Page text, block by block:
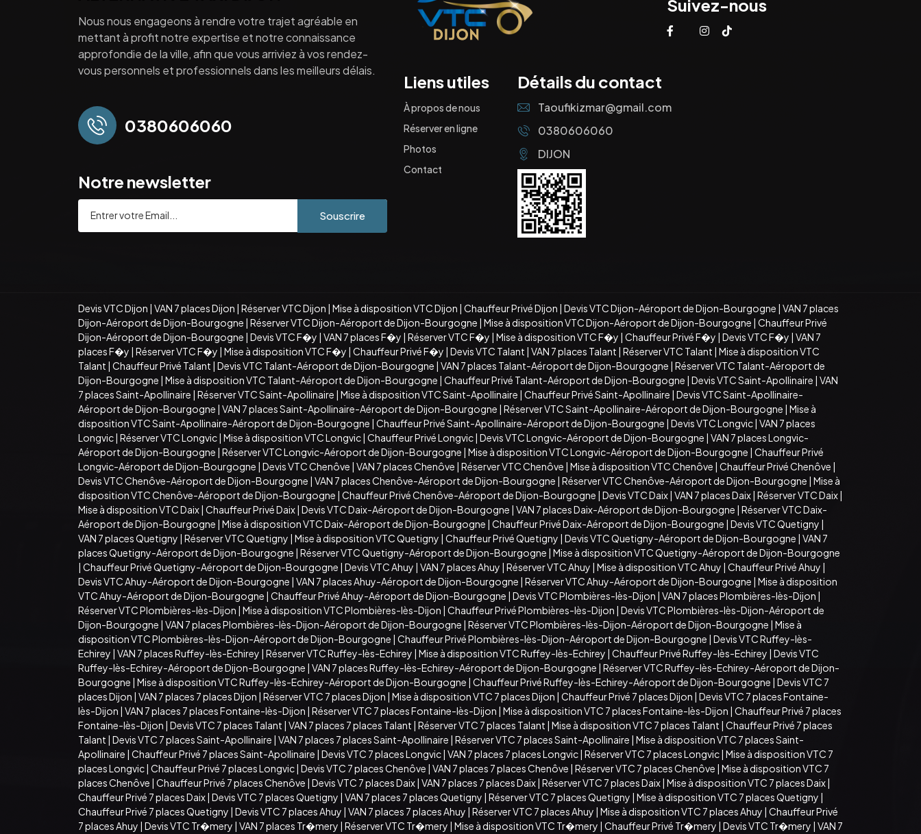
Nous nous engageons à rendre votre trajet agréable en
mettant à profit notre expertise et notre connaissance
approfondie de la ville, afin que vous arriviez à vos rendez-
vous personnels et professionnels dans les meilleurs délais.
0380606060
Notre newsletter
Souscrire
Suivez-nous
Liens utiles
À propos de nous
Réserver en ligne
Photos
Contact
Détails du contact
Taoufikizmar@gmail.com
0380606060
DIJON
Devis VTC Dijon | VAN 7 places Dijon | Réserver VTC Dijon | Mise à disposition VTC Dijon | Chauffeur Privé Dijon | Devis VTC Dijon-Aéroport de Dijon-Bourgogne | VAN 7 places
Dijon-Aéroport de Dijon-Bourgogne | Réserver VTC Dijon-Aéroport de Dijon-Bourgogne | Mise à disposition VTC Dijon-Aéroport de Dijon-Bourgogne | Chauffeur Privé
Dijon-Aéroport de Dijon-Bourgogne | Devis VTC F�y | VAN 7 places F�y | Réserver VTC F�y | Mise à disposition VTC F�y | Chauffeur Privé F�y | Devis VTC F�y | VAN 7
places F�y | Réserver VTC F�y | Mise à disposition VTC F�y | Chauffeur Privé F�y | Devis VTC Talant | VAN 7 places Talant | Réserver VTC Talant | Mise à disposition VTC
Talant | Chauffeur Privé Talant | Devis VTC Talant-Aéroport de Dijon-Bourgogne | VAN 7 places Talant-Aéroport de Dijon-Bourgogne | Réserver VTC Talant-Aéroport de
Dijon-Bourgogne | Mise à disposition VTC Talant-Aéroport de Dijon-Bourgogne | Chauffeur Privé Talant-Aéroport de Dijon-Bourgogne | Devis VTC Saint-Apollinaire | VAN
7 places Saint-Apollinaire | Réserver VTC Saint-Apollinaire | Mise à disposition VTC Saint-Apollinaire | Chauffeur Privé Saint-Apollinaire | Devis VTC Saint-Apollinaire-
Aéroport de Dijon-Bourgogne | VAN 7 places Saint-Apollinaire-Aéroport de Dijon-Bourgogne | Réserver VTC Saint-Apollinaire-Aéroport de Dijon-Bourgogne | Mise à
disposition VTC Saint-Apollinaire-Aéroport de Dijon-Bourgogne | Chauffeur Privé Saint-Apollinaire-Aéroport de Dijon-Bourgogne | Devis VTC Longvic| VAN 7 places
Longvic| Réserver VTC Longvic| Mise à disposition VTC Longvic| Chauffeur Privé Longvic| Devis VTC Longvic-Aéroport de Dijon-Bourgogne | VAN 7 places Longvic-
Aéroport de Dijon-Bourgogne | Réserver VTC Longvic-Aéroport de Dijon-Bourgogne | Mise à disposition VTC Longvic-Aéroport de Dijon-Bourgogne | Chauffeur Privé
Longvic-Aéroport de Dijon-Bourgogne | Devis VTC Chenôve | VAN 7 places Chenôve | Réserver VTC Chenôve | Mise à disposition VTC Chenôve | Chauffeur Privé Chenôve |
Devis VTC Chenôve-Aéroport de Dijon-Bourgogne | VAN 7 places Chenôve-Aéroport de Dijon-Bourgogne | Réserver VTC Chenôve-Aéroport de Dijon-Bourgogne | Mise à
disposition VTC Chenôve-Aéroport de Dijon-Bourgogne | Chauffeur Privé Chenôve-Aéroport de Dijon-Bourgogne | Devis VTC Daix| VAN 7 places Daix| Réserver VTC Daix|
Mise à disposition VTC Daix| Chauffeur Privé Daix| Devis VTC Daix-Aéroport de Dijon-Bourgogne | VAN 7 places Daix-Aéroport de Dijon-Bourgogne | Réserver VTC Daix-
Aéroport de Dijon-Bourgogne | Mise à disposition VTC Daix-Aéroport de Dijon-Bourgogne | Chauffeur Privé Daix-Aéroport de Dijon-Bourgogne | Devis VTC Quetigny |
VAN 7 places Quetigny | Réserver VTC Quetigny | Mise à disposition VTC Quetigny | Chauffeur Privé Quetigny | Devis VTC Quetigny-Aéroport de Dijon-Bourgogne | VAN 7
places Quetigny-Aéroport de Dijon-Bourgogne | Réserver VTC Quetigny-Aéroport de Dijon-Bourgogne | Mise à disposition VTC Quetigny-Aéroport de Dijon-Bourgogne
| Chauffeur Privé Quetigny-Aéroport de Dijon-Bourgogne | Devis VTC Ahuy | VAN 7 places Ahuy | Réserver VTC Ahuy | Mise à disposition VTC Ahuy | Chauffeur Privé Ahuy |
Devis VTC Ahuy-Aéroport de Dijon-Bourgogne | VAN 7 places Ahuy-Aéroport de Dijon-Bourgogne | Réserver VTC Ahuy-Aéroport de Dijon-Bourgogne | Mise à disposition
VTC Ahuy-Aéroport de Dijon-Bourgogne | Chauffeur Privé Ahuy-Aéroport de Dijon-Bourgogne | Devis VTC Plombières-lès-Dijon | VAN 7 places Plombières-lès-Dijon |
Réserver VTC Plombières-lès-Dijon | Mise à disposition VTC Plombières-lès-Dijon | Chauffeur Privé Plombières-lès-Dijon | Devis VTC Plombières-lès-Dijon-Aéroport de
Dijon-Bourgogne | VAN 7 places Plombières-lès-Dijon-Aéroport de Dijon-Bourgogne | Réserver VTC Plombières-lès-Dijon-Aéroport de Dijon-Bourgogne | Mise à
disposition VTC Plombières-lès-Dijon-Aéroport de Dijon-Bourgogne | Chauffeur Privé Plombières-lès-Dijon-Aéroport de Dijon-Bourgogne | Devis VTC Ruffey-lès-
Echirey | VAN 7 places Ruffey-lès-Echirey | Réserver VTC Ruffey-lès-Echirey | Mise à disposition VTC Ruffey-lès-Echirey | Chauffeur Privé Ruffey-lès-Echirey | Devis VTC
Ruffey-lès-Echirey-Aéroport de Dijon-Bourgogne | VAN 7 places Ruffey-lès-Echirey-Aéroport de Dijon-Bourgogne | Réserver VTC Ruffey-lès-Echirey-Aéroport de Dijon-
Bourgogne | Mise à disposition VTC Ruffey-lès-Echirey-Aéroport de Dijon-Bourgogne | Chauffeur Privé Ruffey-lès-Echirey-Aéroport de Dijon-Bourgogne | Devis VTC 7
places Dijon | VAN 7 places 7 places Dijon | Réserver VTC 7 places Dijon | Mise à disposition VTC 7 places Dijon | Chauffeur Privé 7 places Dijon | Devis VTC 7 places Fontaine-
lès-Dijon | VAN 7 places 7 places Fontaine-lès-Dijon | Réserver VTC 7 places Fontaine-lès-Dijon | Mise à disposition VTC 7 places Fontaine-lès-Dijon | Chauffeur Privé 7 places
Fontaine-lès-Dijon | Devis VTC 7 places Talant | VAN 7 places 7 places Talant | Réserver VTC 7 places Talant | Mise à disposition VTC 7 places Talant | Chauffeur Privé 7 places
Talant | Devis VTC 7 places Saint-Apollinaire | VAN 7 places 7 places Saint-Apollinaire | Réserver VTC 7 places Saint-Apollinaire | Mise à disposition VTC 7 places Saint-
Apollinaire | Chauffeur Privé 7 places Saint-Apollinaire | Devis VTC 7 places Longvic| VAN 7 places 7 places Longvic| Réserver VTC 7 places Longvic| Mise à disposition VTC 7
places Longvic| Chauffeur Privé 7 places Longvic| Devis VTC 7 places Chenôve | VAN 7 places 7 places Chenôve | Réserver VTC 7 places Chenôve | Mise à disposition VTC 7
places Chenôve | Chauffeur Privé 7 places Chenôve | Devis VTC 7 places Daix| VAN 7 places 7 places Daix| Réserver VTC 7 places Daix| Mise à disposition VTC 7 places Daix|
Chauffeur Privé 7 places Daix| Devis VTC 7 places Quetigny | VAN 7 places 7 places Quetigny | Réserver VTC 7 places Quetigny | Mise à disposition VTC 7 places Quetigny |
Chauffeur Privé 7 places Quetigny | Devis VTC 7 places Ahuy | VAN 7 places 7 places Ahuy | Réserver VTC 7 places Ahuy | Mise à disposition VTC 7 places Ahuy | Chauffeur Privé
7 places Ahuy | Devis VTC Tr�mery | VAN 7 places Tr�mery | Réserver VTC Tr�mery | Mise à disposition VTC Tr�mery | Chauffeur Privé Tr�mery | Devis VTC Tr�mery | VAN 7